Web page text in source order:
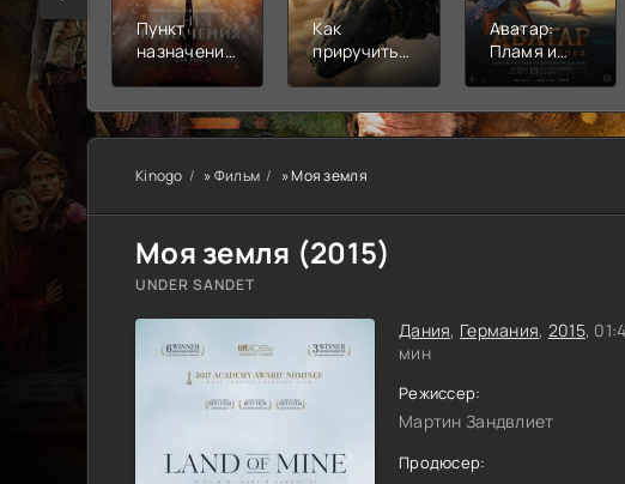
Пункт
назначения:
Как
приручить
дракона
Аватар:
Пламя и
пепел
Kinogo »Фильм » Моя земля
Моя земля (2015)
UNDER SANDET
Дания, Германия, 2015,
мин
Режиссер:
Мартин Зандвлиет
Продюсер: